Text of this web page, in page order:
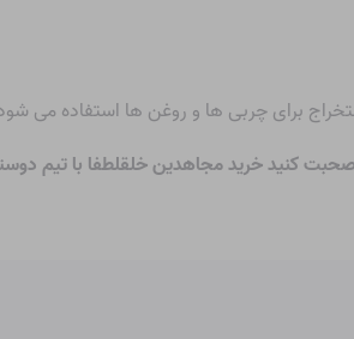
برای چربی ها و روغن ها استفاده می
صحبت کنیدخرید مجاهدین خلقلطفا با تیم